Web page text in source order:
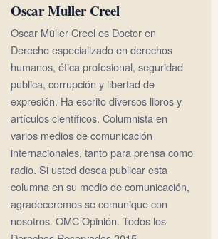
Oscar Muller Creel
Oscar Müller Creel es Doctor en
Derecho especializado en derechos
humanos, ética profesional, seguridad
publica, corrupción y libertad de
expresión. Ha escrito diversos libros y
artículos científicos. Columnista en
varios medios de comunicación
internacionales, tanto para prensa como
radio. Si usted desea publicar esta
columna en su medio de comunicación,
agradeceremos se comunique con
nosotros. OMC Opinión. Todos los